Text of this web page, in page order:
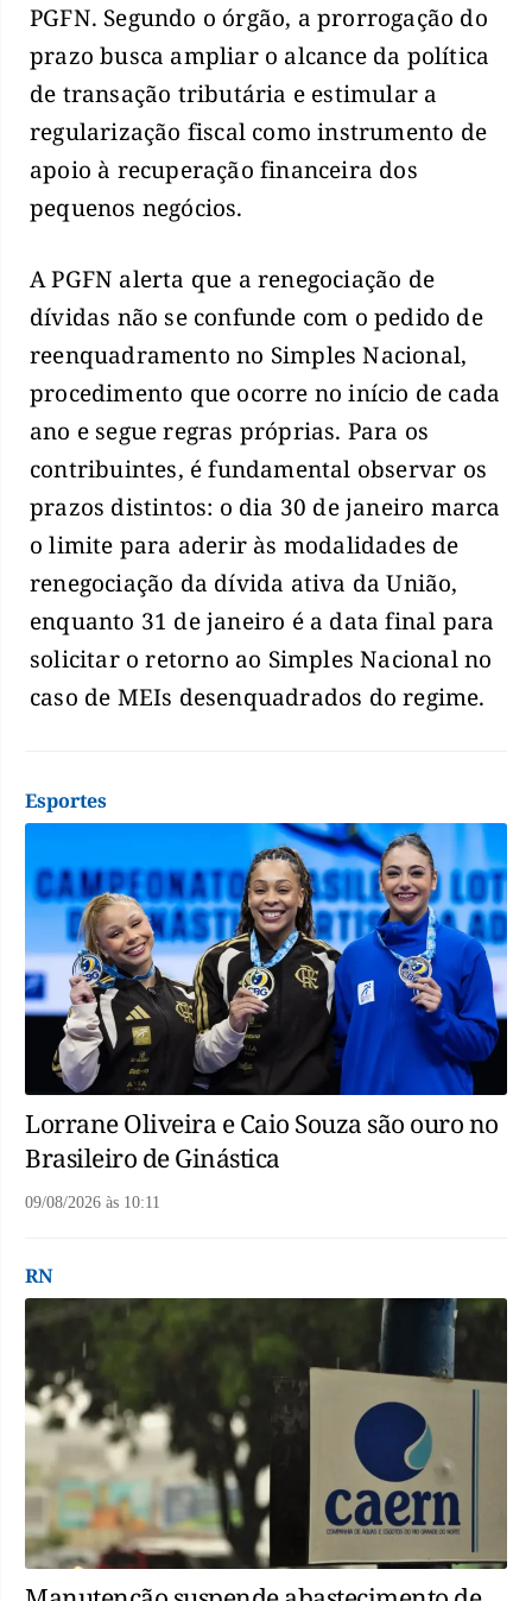
PGFN. Segundo o órgão, a prorrogação do
prazo busca ampliar o alcance da política
de transação tributária e estimular a
regularização fiscal como instrumento de
apoio à recuperação financeira dos
pequenos negócios.
A PGFN alerta que a renegociação de
dívidas não se confunde com o pedido de
reenquadramento no Simples Nacional,
procedimento que ocorre no início de cada
ano e segue regras próprias. Para os
contribuintes, é fundamental observar os
prazos distintos: o dia 30 de janeiro marca
o limite para aderir às modalidades de
renegociação da dívida ativa da União,
enquanto 31 de janeiro é a data final para
solicitar o retorno ao Simples Nacional no
caso de MEIs desenquadrados do regime.
Esportes
Lorrane Oliveira e Caio Souza são ouro no
Brasileiro de Ginástica
09/08/2026 às 10:11
RN